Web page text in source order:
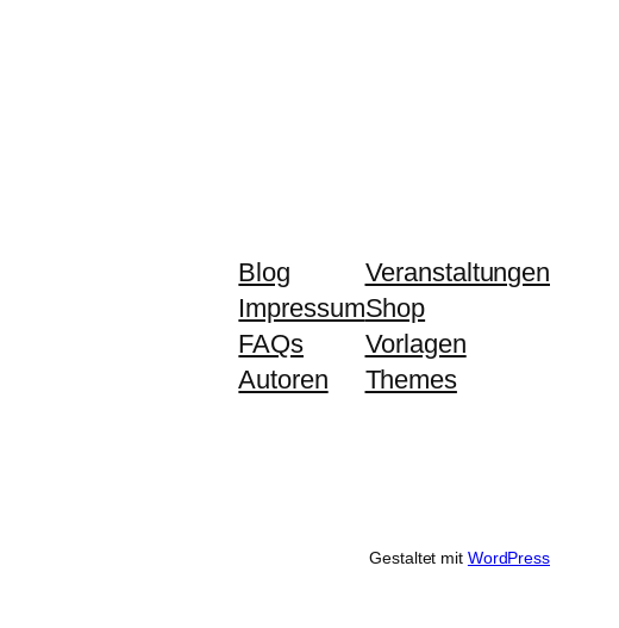
Blog
Impressum
FAQs
Autoren
Veranstaltungen
Shop
Vorlagen
Themes
Gestaltet mit WordPress